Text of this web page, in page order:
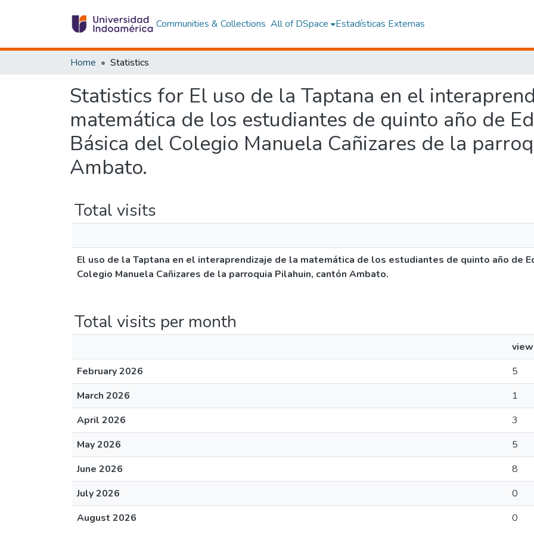
Communities & Collections All of DSpace Estadísticas Externas
Home Statistics
Statistics for El uso de la Taptana en el
matemática de los estudiantes de quinto año de
Básica del Colegio Manuela Cañizares de la
Ambato.
Total visits
El uso de la Taptana en el interaprendizaje de la matemática de los estudiantes de quinto año de
Colegio Manuela Cañizares de la parroquia Pilahuin, cantón Ambato.
Total visits per month
February 2026
5
March 2026
1
April 2026
3
May 2026
5
June 2026
8
July 2026
0
August 2026
0